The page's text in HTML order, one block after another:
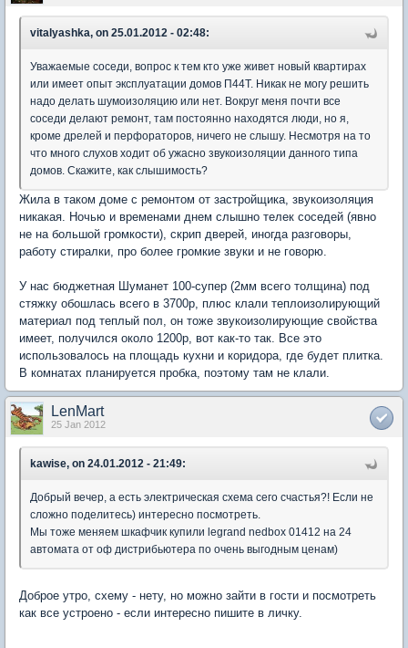
vitalyashka, on 25.01.2012 - 02:48:
Уважаемые соседи, вопрос к тем кто уже живет новый квартирах
или имеет опыт эксплуатации домов П44Т. Никак не могу решить
надо делать шумоизоляцию или нет. Вокруг меня почти все
соседи делают ремонт, там постоянно находятся люди, но я,
кроме дрелей и перфораторов, ничего не слышу. Несмотря на то
что много слухов ходит об ужасно звукоизоляции данного типа
домов. Скажите, как слышимость?
Жила в таком доме с ремонтом от застройщика, звукоизоляция
никакая. Ночью и временами днем слышно телек соседей (явно
не на большой громкости), скрип дверей, иногда разговоры,
работу стиралки, про более громкие звуки и не говорю.
У нас бюджетная Шуманет 100-супер (2мм всего толщина) под
стяжку обошлась всего в 3700р, плюс клали теплоизолирующий
материал под теплый пол, он тоже звукоизолирующие свойства
имеет, получился около 1200р, вот как-то так. Все это
использовалось на площадь кухни и коридора, где будет плитка.
В комнатах планируется пробка, поэтому там не клали.
LenMart
25 Jan 2012
kawise, on 24.01.2012 - 21:49:
Добрый вечер, а есть электрическая схема сего счастья?! Если не
сложно поделитесь) интересно посмотреть.
Мы тоже меняем шкафчик купили legrand nedbox 01412 на 24
автомата от оф дистрибьютера по очень выгодным ценам)
Доброе утро, схему - нету, но можно зайти в гости и посмотреть
как все устроено - если интересно пишите в личку.